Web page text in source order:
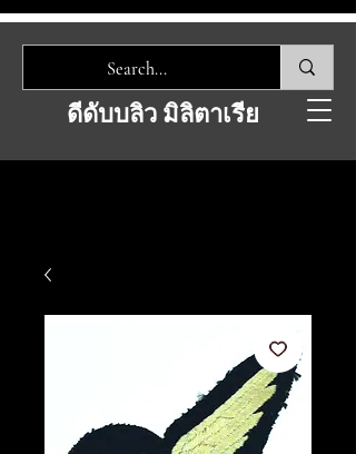
ดีดับบลิว มิลิตาเรีย